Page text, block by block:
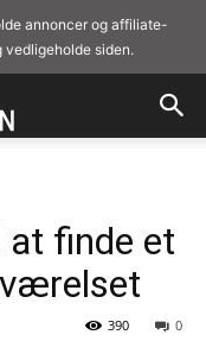
annoncer og affiliate-
vedligeholde siden.
finde et
0
390